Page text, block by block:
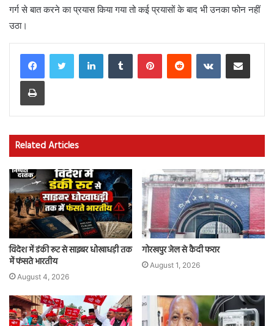
गर्ग से बात करने का प्रयास किया गया तो कई प्रयासों के बाद भी उनका फोन नहीं
उठा।
LinkedInTumblr PinterestReddit VKontakteShare via Email
Print
Related Articles
विदेश में डंकी रूट से साइबर धोखाधड़ी तक
में फंसते भारतीय
August 4, 2026
गोरखपुर जेल से कैदी फरार
August 1, 2026